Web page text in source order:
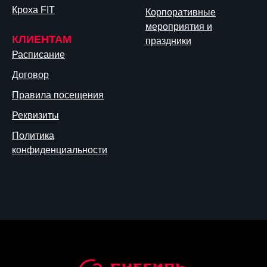
Кроха FIT
КЛИЕНТАМ
Расписание
Договор
Правила посещения
Реквизиты
Политика
конфиденциальности
Корпоративные
мероприятия и
праздники